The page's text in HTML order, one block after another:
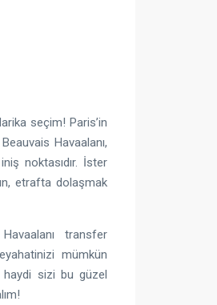
seçim! Paris’in
Havaalanı,
noktasıdır. İster
etrafta dolaşmak
transfer
mümkün
sizi bu güzel